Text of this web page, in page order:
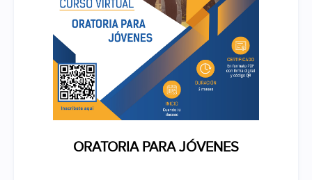
ORATORIA PARA JÓVENES